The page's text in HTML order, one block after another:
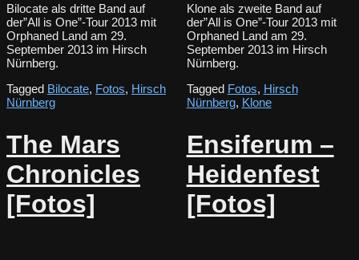
Bilocate als dritte Band auf
der”All is One”-Tour 2013 mit
Orphaned Land am 29.
September 2013 im Hirsch
Nürnberg.
Tagged Bilocate, Fotos, Hirsch
Nürnberg
Klone als zweite Band auf
der”All is One”-Tour 2013 mit
Orphaned Land am 29.
September 2013 im Hirsch
Nürnberg.
Tagged Fotos, Hirsch
Nürnberg, Klone
The Mars
Chronicles
[Fotos]
Ensiferum –
Heidenfest
[Fotos]